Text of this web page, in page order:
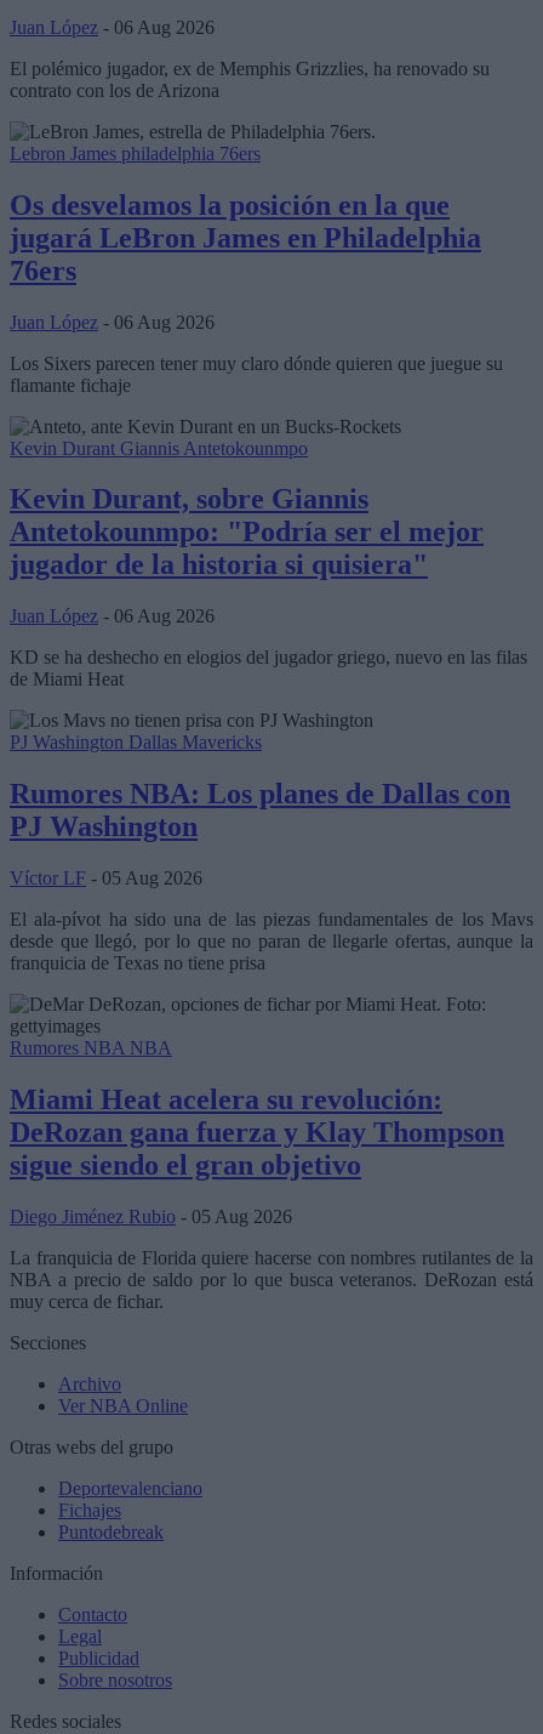
Juan López - 06 Aug 2026
El polémico jugador, ex de Memphis Grizzlies, ha renovado su
contrato con los de Arizona
Lebron James philadelphia 76ers
Os desvelamos la posición en la que
jugará LeBron James en Philadelphia
76ers
Juan López - 06 Aug 2026
Los Sixers parecen tener muy claro dónde quieren que juegue su
flamante fichaje
Kevin Durant Giannis Antetokounmpo
Kevin Durant, sobre Giannis
Antetokounmpo: "Podría ser el mejor
jugador de la historia si quisiera"
Juan López - 06 Aug 2026
KD se ha deshecho en elogios del jugador griego, nuevo en las filas
de Miami Heat
PJ Washington Dallas Mavericks
Rumores NBA: Los planes de Dallas con
PJ Washington
Víctor LF - 05 Aug 2026
El ala-pívot ha sido una de las piezas fundamentales de los Mavs
desde que llegó, por lo que no paran de llegarle ofertas, aunque la
franquicia de Texas no tiene prisa
Rumores NBA NBA
Miami Heat acelera su revolución:
DeRozan gana fuerza y Klay Thompson
sigue siendo el gran objetivo
Diego Jiménez Rubio - 05 Aug 2026
La franquicia de Florida quiere hacerse con nombres rutilantes de la
NBA a precio de saldo por lo que busca veteranos. DeRozan está
muy cerca de fichar.
Secciones
Archivo
Ver NBA Online
Otras webs del grupo
Deportevalenciano
Fichajes
Puntodebreak
Información
Contacto
Legal
Publicidad
Sobre nosotros
Redes sociales